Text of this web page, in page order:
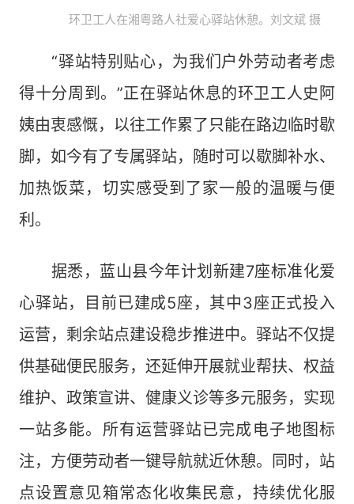
环卫工人在湘粤路人社爱心驿站休憩。刘文斌 摄
“驿站特别贴心，为我们户外劳动者考虑
得十分周到。”正在驿站休息的环卫工人史阿
姨由衷感慨，以往工作累了只能在路边临时歇
脚，如今有了专属驿站，随时可以歇脚补水、
加热饭菜，切实感受到了家一般的温暖与便
利。
据悉，蓝山县今年计划新建7座标准化爱
心驿站，目前已建成5座，其中3座正式投入
运营，剩余站点建设稳步推进中。驿站不仅提
供基础便民服务，还延伸开展就业帮扶、权益
维护、政策宣讲、健康义诊等多元服务，实现
一站多能。所有运营驿站已完成电子地图标
注，方便劳动者一键导航就近休憩。同时，站
点设置意见箱常态化收集民意，持续优化服